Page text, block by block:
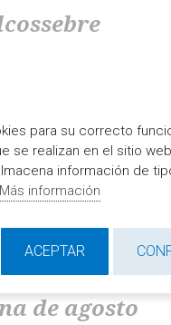
15 años
SEGUIR
de Xivert
de agosto
para su correcto
se realizan en el sitio
información de
Más información
ACEPTAR